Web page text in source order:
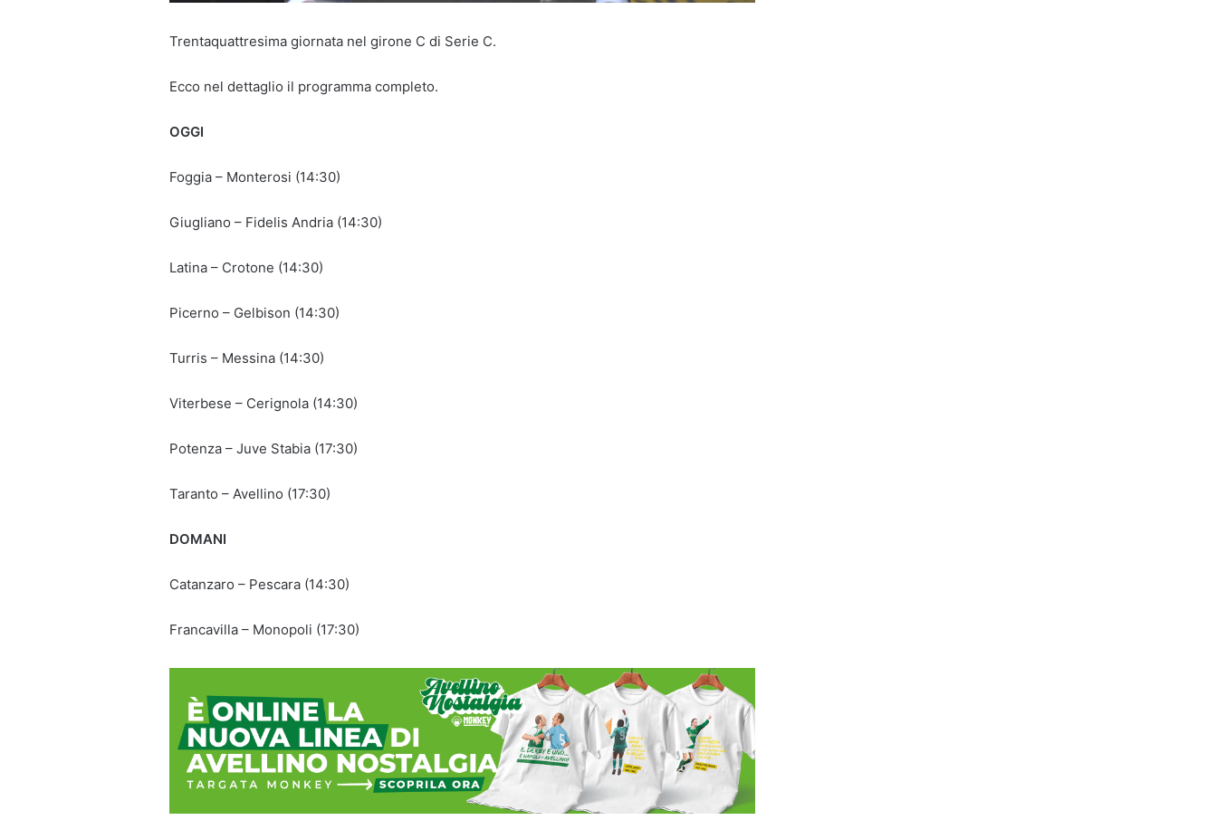
Trentaquattresima giornata nel girone C di Serie C.
Ecco nel dettaglio il programma completo.
OGGI
Foggia – Monterosi (14:30)
Giugliano – Fidelis Andria (14:30)
Latina – Crotone (14:30)
Picerno – Gelbison (14:30)
Turris – Messina (14:30)
Viterbese – Cerignola (14:30)
Potenza – Juve Stabia (17:30)
Taranto – Avellino (17:30)
DOMANI
Catanzaro – Pescara (14:30)
Francavilla – Monopoli (17:30)